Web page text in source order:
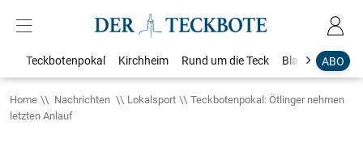
ABO
Teckbotenpokal Kirchheim Rund um die Teck Blaulicht
Home Nachrichten Lokalsport
Teckbotenpokal: Ötlinger nehmen
letzten Anlauf